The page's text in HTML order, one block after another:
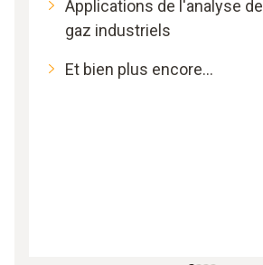
Applications de l'analyse de
gaz industriels
Et bien plus encore…